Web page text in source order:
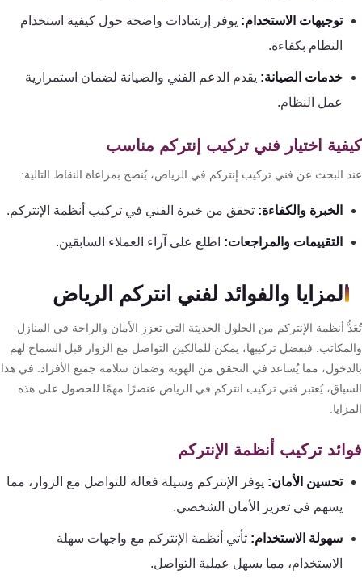
توجيهات الاستخدام:يوفر إرشادات واضحة حول كيفية استخدام
النظام بكفاءة.
خدمات الصيانة:يقدم الدعم الفني والصيانة لضمان استمرارية
عمل النظام.
اختيار فني تركيب إنتركم مناسب
البحث عن فني تركيب إنتركم في الرياض، يُنصح بمراعاة النقاط التالية:
الخبرة والكفاءة:تحقق من خبرة الفني في تركيب أنظمة الإنتركم.
التقييمات والمراجعات:اطلع على آراء العملاء السابقين.
المزايا والفوائد لفني انتركم الرياض
أنظمة الإنتركم من الحلول الحديثة التي تعزز الأمان والراحة في المنازل
فبفضل تركيبها، يمكن للمالكين التواصل مع الزوار قبل السماح لهم
مما يُساعد في التحقق من الهوية وضمان سلامة جميع الأفراد. في هذا
يُعتبر فني تركيب انتركم في الرياض عنصرًا مهمًا للحصول على هذه
تركيب أنظمة الإنتركم
تحسين الأمان:يوفر الإنتركم وسيلة فعالة للتواصل مع الزوار، مما
يسهم في تعزيز الأمان الشخصي.
سهولة الاستخدام:تأتي أنظمة الإنتركم مع واجهات سهلة
الاستخدام، مما يسهل عملية التواصل.
أنظمة
إنذار
السرقة
إنذار
أكسيس
كنترول